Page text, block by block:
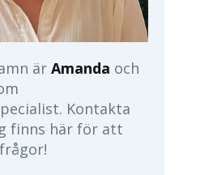
är Amanda och
Kontakta
finns här för att